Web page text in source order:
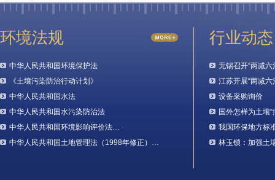
环境法规
中华人民共和国环境保护法
《土壤污染防治行动计划》
中华人民共和国水法
中华人民共和国水污染防治法
中华人民共和国环境影响评价法…
中华人民共和国土地管理法（1998年修正）…
行业动态
无锡召开“两减
江苏开展“两减
设备采购询价
国外怎样为土壤“
我国环保地方标
林玉锁：加强土